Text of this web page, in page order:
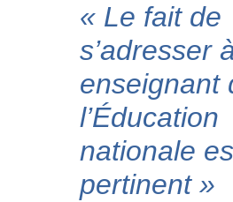
« Le fait de
s’adresser
enseignant
l’Éducation
nationale
pertinent »